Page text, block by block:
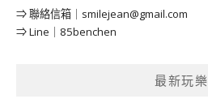
⇒ 聯絡信箱｜ smilejean@gmail.com
⇒ Line｜85benchen
最新玩樂